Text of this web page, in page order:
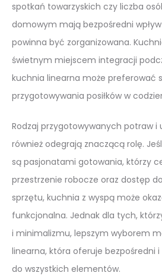
spotkań towarzyskich czy liczba
domowym mają bezpośredni
powinna być zorganizowana.
świetnym miejscem integracji
kuchnia linearna może preferować
przygotowywania posiłków w
Rodzaj przygotowywanych potraw i
również odegrają znaczącą rolę.
są pasjonatami gotowania, którzy
przestrzenie robocze oraz dostęp
sprzętu, kuchnia z wyspą może
funkcjonalna. Jednak dla tych,
i minimalizmu, lepszym wyborem
linearna, która oferuje bezpośredni i
do wszystkich elementów.